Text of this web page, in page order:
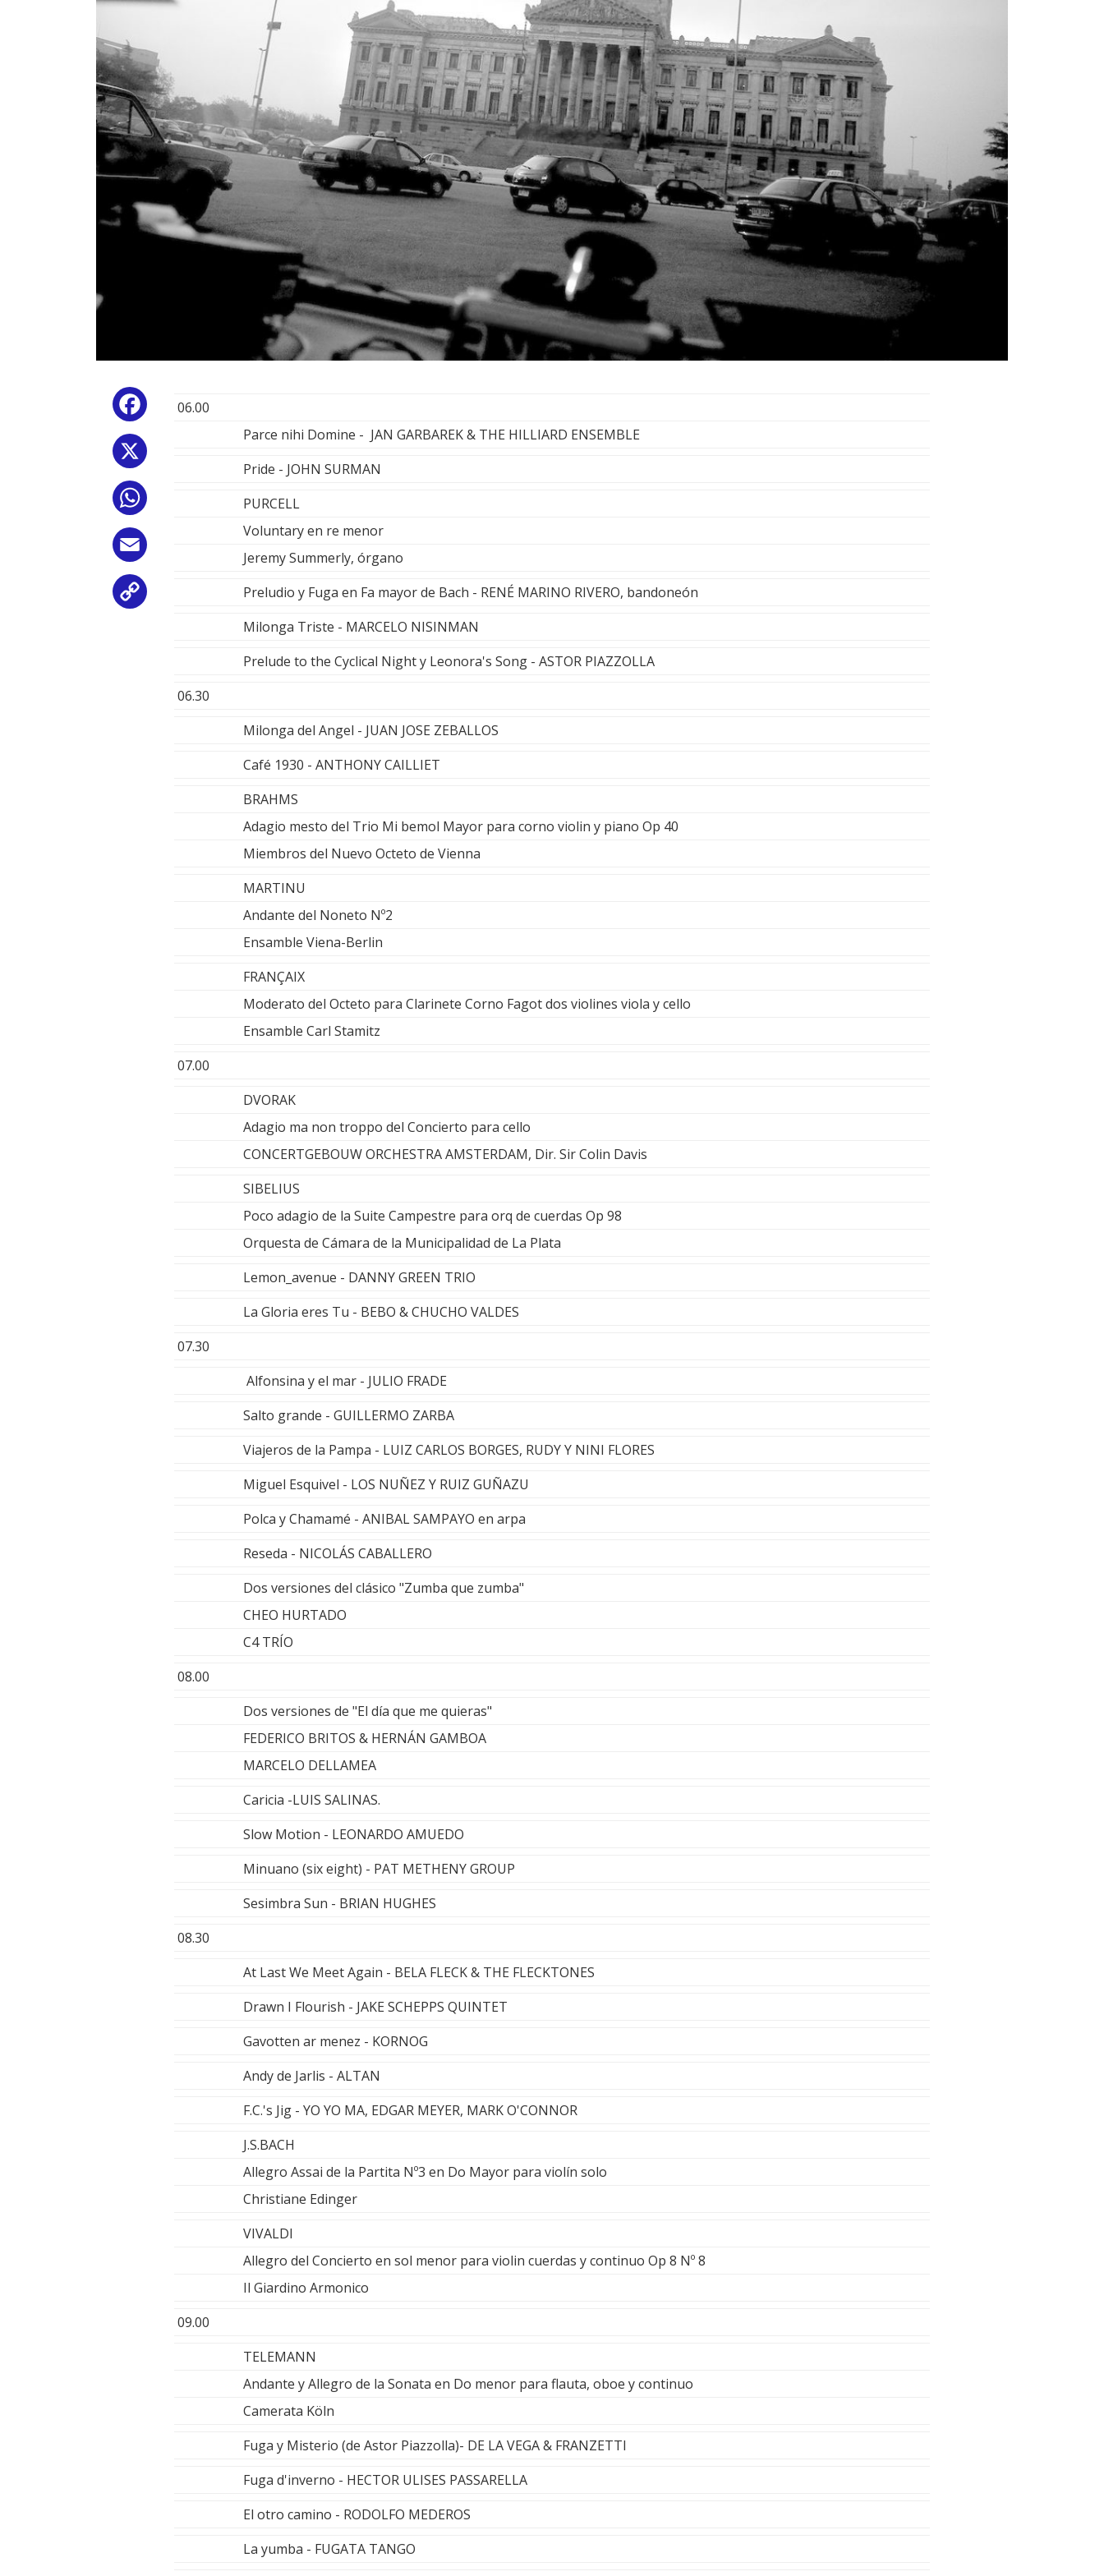
Facebook
06.00
Parce nihi Domine - JAN GARBAREK & THE HILLIARD ENSEMBLE
Pride - JOHN SURMAN
PURCELL
Voluntary en re menor
Jeremy Summerly, órgano
Preludio y Fuga en Fa mayor de Bach - RENÉ MARINO RIVERO, bandoneón
Milonga Triste - MARCELO NISINMAN
Prelude to the Cyclical Night y Leonora's Song - ASTOR PIAZZOLLA
06.30
Milonga del Angel - JUAN JOSE ZEBALLOS
Café 1930 - ANTHONY CAILLIET
BRAHMS
Adagio mesto del Trio Mi bemol Mayor para corno violin y piano Op 40
Miembros del Nuevo Octeto de Vienna
MARTINU
Andante del Noneto Nº2
Ensamble Viena-Berlin
FRANÇAIX
Moderato del Octeto para Clarinete Corno Fagot dos violines viola y cello
Ensamble Carl Stamitz
07.00
DVORAK
Adagio ma non troppo del Concierto para cello
CONCERTGEBOUW ORCHESTRA AMSTERDAM, Dir. Sir Colin Davis
SIBELIUS
Poco adagio de la Suite Campestre para orq de cuerdas Op 98
Orquesta de Cámara de la Municipalidad de La Plata
Lemon_avenue - DANNY GREEN TRIO
La Gloria eres Tu - BEBO & CHUCHO VALDES
07.30
Alfonsina y el mar - JULIO FRADE
Salto grande - GUILLERMO ZARBA
Viajeros de la Pampa - LUIZ CARLOS BORGES, RUDY Y NINI FLORES
Miguel Esquivel - LOS NUÑEZ Y RUIZ GUÑAZU
Polca y Chamamé - ANIBAL SAMPAYO en arpa
Reseda - NICOLÁS CABALLERO
Dos versiones del clásico "Zumba que zumba"
CHEO HURTADO
C4 TRÍO
08.00
Dos versiones de "El día que me quieras"
FEDERICO BRITOS & HERNÁN GAMBOA
MARCELO DELLAMEA
Caricia -LUIS SALINAS.
Slow Motion - LEONARDO AMUEDO
Minuano (six eight) - PAT METHENY GROUP
Sesimbra Sun - BRIAN HUGHES
08.30
At Last We Meet Again - BELA FLECK & THE FLECKTONES
Drawn I Flourish - JAKE SCHEPPS QUINTET
Gavotten ar menez - KORNOG
Andy de Jarlis - ALTAN
F.C.'s Jig - YO YO MA, EDGAR MEYER, MARK O'CONNOR
J.S.BACH
Allegro Assai de la Partita Nº3 en Do Mayor para violín solo
Christiane Edinger
VIVALDI
Allegro del Concierto en sol menor para violin cuerdas y continuo Op 8 Nº 8
Il Giardino Armonico
09.00
TELEMANN
Andante y Allegro de la Sonata en Do menor para flauta, oboe y continuo
Camerata Köln
Fuga y Misterio (de Astor Piazzolla)- DE LA VEGA & FRANZETTI
Fuga d'inverno - HECTOR ULISES PASSARELLA
El otro camino - RODOLFO MEDEROS
La yumba - FUGATA TANGO